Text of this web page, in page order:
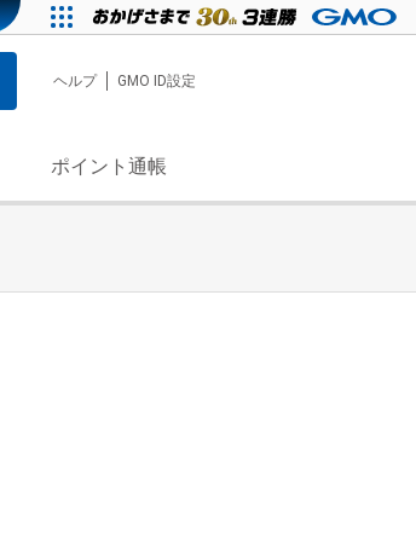
ヘルプ GMO ID設定
ポイント通帳